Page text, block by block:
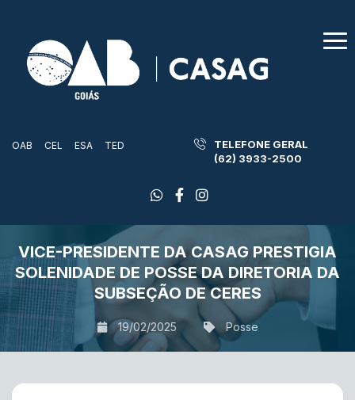
OAB CEL ESA TED
TELEFONE GERAL
(62) 3933-2500
VICE-PRESIDENTE DA CASAG PRESTIGIA
SOLENIDADE DE POSSE DA DIRETORIA DA
SUBSEÇÃO DE CERES
19/02/2025 Posse